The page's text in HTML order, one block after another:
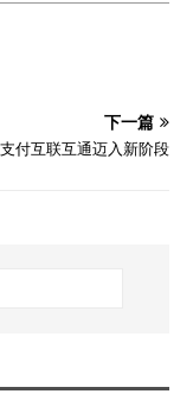
下一篇
付互联互通迈入新阶段